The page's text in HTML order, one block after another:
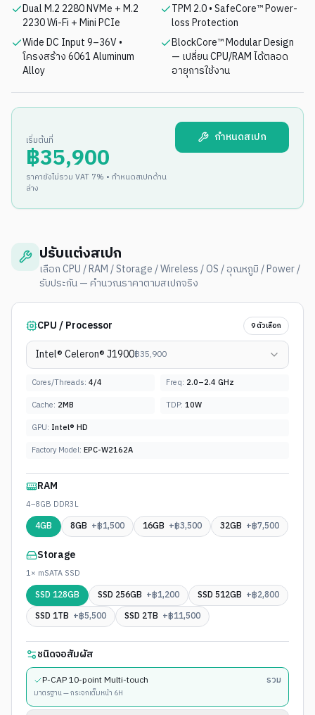
Dual M.2 2280 NVMe + M.2
2230 Wi-Fi + Mini PCIe
TPM 2.0 • SafeCore™ Power-
loss Protection
Wide DC Input 9–36V •
โครงสร้าง 6061 Aluminum
Alloy
BlockCore™ Modular Design
— เปลี่ยน CPU/RAM ได้ตลอด
อายุการใช้งาน
เริ่มต้นที่
฿35,900
ราคายังไม่รวม VAT 7% • กำหนดสเปกด้าน
ล่าง
กำหนดสเปก
ปรับแต่งสเปก
เลือก CPU / RAM / Storage / Wireless / OS / อุณหภูมิ / Power /
รับประกัน — คำนวณราคาตามสเปกจริง
CPU / Processor 9ตัวเลือก
Intel® Celeron® J1900฿35,900
Cores/Threads: 4/4 Freq: 2.0–2.4 GHz
Cache: 2MB TDP: 10W
GPU: Intel® HD
Factory Model: EPC-W2162A
RAM
4–8GB DDR3L
4GB 8GB +฿1,500 16GB +฿3,500 32GB +฿7,500
Storage
1× mSATA SSD
SSD 128GB SSD 256GB +฿1,200 SSD 512GB +฿2,800
SSD 1TB +฿5,500 SSD 2TB +฿11,500
ชนิดจอสัมผัส
P-CAP 10-point Multi-touch รวม
มาตรฐาน — กระจกเต็มหน้า 6H